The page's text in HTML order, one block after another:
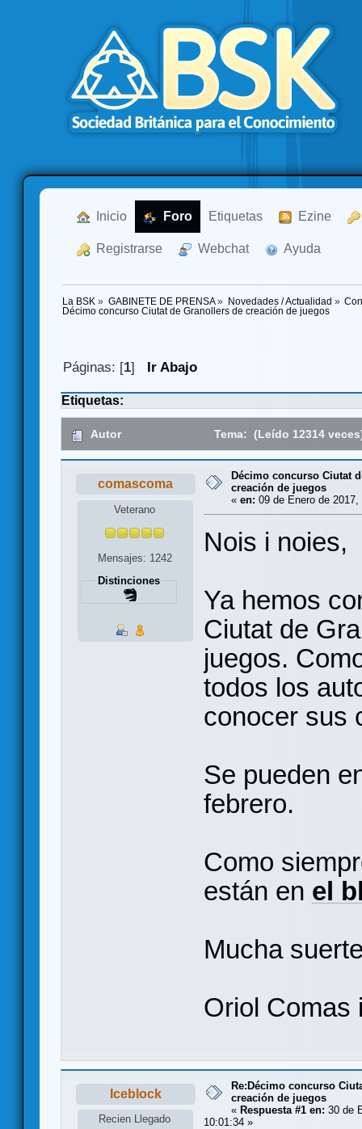
Inicio Foro Etiquetas Ezine
Registrarse Webchat Ayuda
La BSK » GABINETE DE PRENSA» Novedades / Actualidad »
Décimo concurso Ciutat de Granollers de creación de juegos
Páginas: [1] Ir Abajo
Etiquetas:
Autor Tema: (Leído 12314
comascoma
Veterano
Mensajes: 1242
Distinciones
Décimo concurso Ciutat
creación de juegos
« en: 09 de Enero de 2017,
Nois i noies,
Ya hemos
Ciutat de
juegos.
todos los
conocer sus
Se pueden
febrero.
Como
están en el
Mucha
Oriol Comas
Iceblock
Recien Llegado
Re:Décimo concurso
creación de juegos
« Respuesta #1 en: 30 de
10:01:34 »